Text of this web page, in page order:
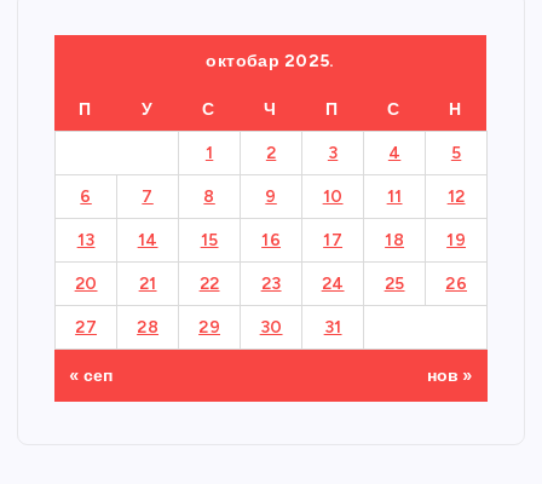
октобар 2025.
П У С Ч П С Н
1 2 3 4 5
6 7 8 9 10 11 12
13 14 15 16 17 18 19
20 21 22 23 24 25 26
27 28 29 30 31
« сеп нов »